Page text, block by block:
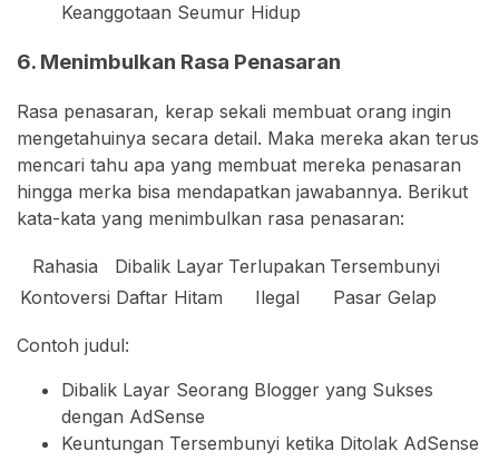
Keanggotaan Seumur Hidup
6. Menimbulkan Rasa Penasaran
Rasa penasaran, kerap sekali membuat orang ingin
mengetahuinya secara detail. Maka mereka akan terus
mencari tahu apa yang membuat mereka penasaran
hingga merka bisa mendapatkan jawabannya. Berikut
kata-kata yang menimbulkan rasa penasaran:
Rahasia Dibalik Layar Terlupakan Tersembunyi
Kontoversi Daftar Hitam Ilegal Pasar Gelap
Contoh judul:
Dibalik Layar Seorang Blogger yang Sukses
dengan AdSense
Keuntungan Tersembunyi ketika Ditolak AdSense